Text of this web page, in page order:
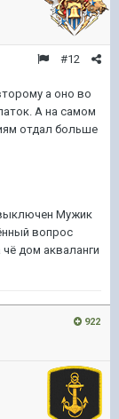
#12
а оно во
А на самом
отдал больше
Мужик
вопрос
дом акваланги
922